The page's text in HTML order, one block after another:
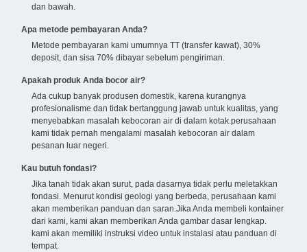
dan bawah.
Apa metode pembayaran Anda?
Metode pembayaran kami umumnya TT (transfer kawat), 30%
deposit, dan sisa 70% dibayar sebelum pengiriman.
Apakah produk Anda bocor air?
Ada cukup banyak produsen domestik, karena kurangnya
profesionalisme dan tidak bertanggung jawab untuk kualitas, yang
menyebabkan masalah kebocoran air di dalam kotak.perusahaan
kami tidak pernah mengalami masalah kebocoran air dalam
pesanan luar negeri.
Kau butuh fondasi?
Jika tanah tidak akan surut, pada dasarnya tidak perlu meletakkan
fondasi. Menurut kondisi geologi yang berbeda, perusahaan kami
akan memberikan panduan dan saran.Jika Anda membeli kontainer
dari kami, kami akan memberikan Anda gambar dasar lengkap.
kami akan memiliki instruksi video untuk instalasi atau panduan di
tempat.